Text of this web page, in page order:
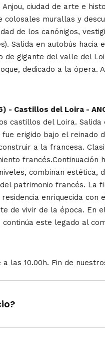
Anjou, ciudad de arte e
colosales murallas y
de los canónigos,
Salida en autobús hacia
gigante del valle del
dedicado a la ópera.
- Castillos del Loira -
castillos del Loira.
erigido bajo el reinado
a la francesa.
combinan estética,
patrimonio francés. La
enriquecida
de vivir de la época. En
este legado al
las 10.00h. Fin de